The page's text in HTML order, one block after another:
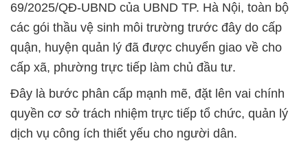
69/2025/QĐ-UBND của UBND TP. Hà Nội, toàn bộ
các gói thầu vệ sinh môi trường trước đây do cấp
quận, huyện quản lý đã được chuyển giao về cho
cấp xã, phường trực tiếp làm chủ đầu tư.
Đây là bước phân cấp mạnh mẽ, đặt lên vai chính
quyền cơ sở trách nhiệm trực tiếp tổ chức, quản lý
dịch vụ công ích thiết yếu cho người dân.